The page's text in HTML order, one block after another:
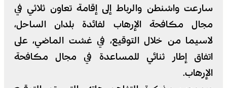
سارعت واشنطن والرباط إلى إقامة تعاون ثلاثي في
مجال مكافحة الإرهاب لفائدة بلدان الساحل،
لاسيما من خلال التوقيع، في غشت الماضي، على
اتفاق إطار ثنائي للمساعدة في مجال مكافحة
الإرهاب.